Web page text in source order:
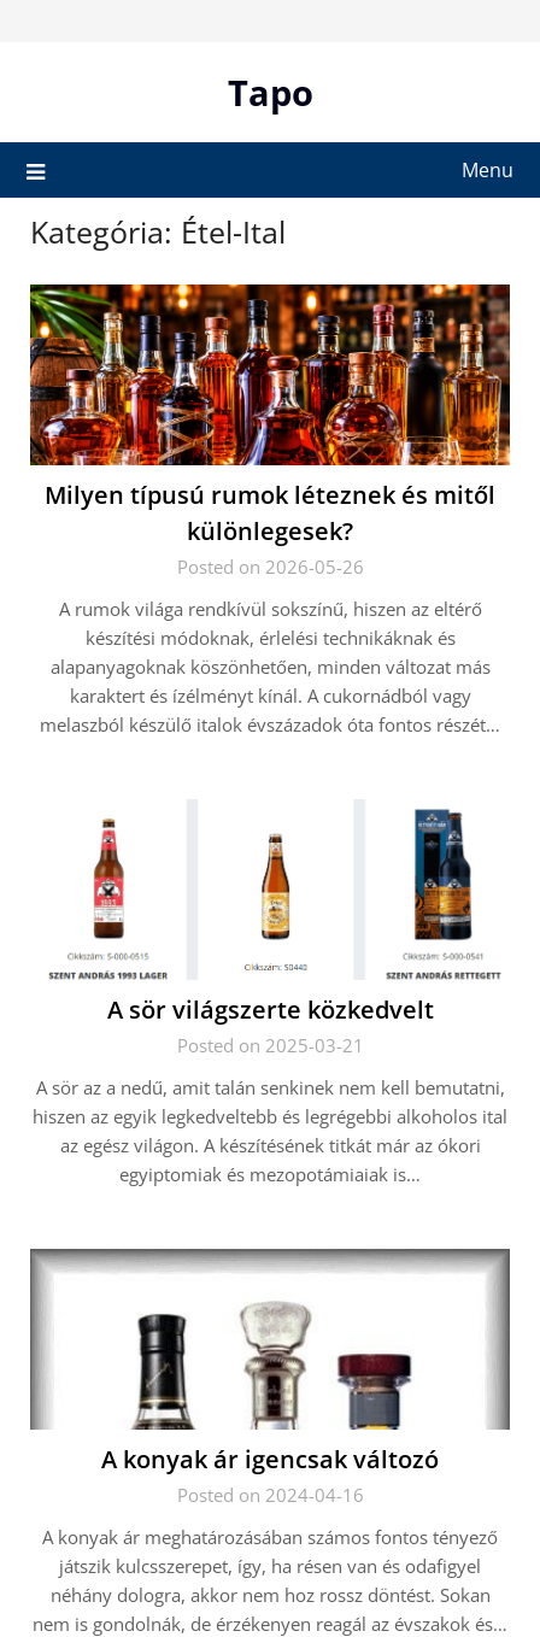
Tapo
Menu
Kategória: Étel-Ital
Milyen típusú rumok léteznek és mitől
különlegesek?
Posted on 2026-05-26
A rumok világa rendkívül sokszínű, hiszen az eltérő
készítési módoknak, érlelési technikáknak és
alapanyagoknak köszönhetően, minden változat más
karaktert és ízélményt kínál. A cukornádból vagy
melaszból készülő italok évszázadok óta fontos részét…
A sör világszerte közkedvelt
Posted on 2025-03-21
A sör az a nedű, amit talán senkinek nem kell bemutatni,
hiszen az egyik legkedveltebb és legrégebbi alkoholos ital
az egész világon. A készítésének titkát már az ókori
egyiptomiak és mezopotámiaiak is…
A konyak ár igencsak változó
Posted on 2024-04-16
A konyak ár meghatározásában számos fontos tényező
játszik kulcsszerepet, így, ha résen van és odafigyel
néhány dologra, akkor nem hoz rossz döntést. Sokan
nem is gondolnák, de érzékenyen reagál az évszakok és…